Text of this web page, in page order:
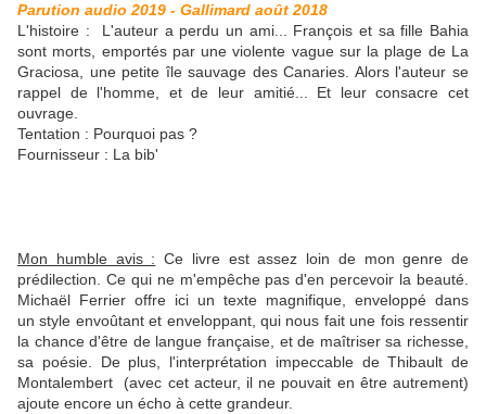
Parution audio 2019 - Gallimard août 2018
L'histoire : L'auteur a perdu un ami... François et sa fille Bahia
sont morts, emportés par une violente vague sur la plage de La
Graciosa, une petite île sauvage des Canaries. Alors l'auteur se
rappel de l'homme, et de leur amitié... Et leur consacre cet
ouvrage.
Tentation : Pourquoi pas ?
Fournisseur : La bib'
Mon humble avis : Ce livre est assez loin de mon genre de
prédilection. Ce qui ne m'empêche pas d'en percevoir la beauté.
Michaël Ferrier offre ici un texte magnifique, enveloppé dans
un style envoûtant et enveloppant, qui nous fait une fois ressentir
la chance d'être de langue française, et de maîtriser sa richesse,
sa poésie. De plus, l'interprétation impeccable de Thibault de
Montalembert (avec cet acteur, il ne pouvait en être autrement)
ajoute encore un écho à cette grandeur.